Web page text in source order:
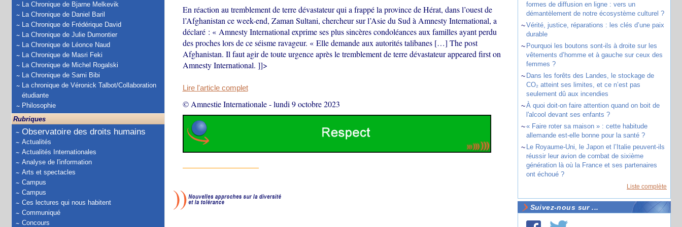
La Chronique de Bjarne Melkevik
La Chronique de Daniel Baril
La Chronique de Frédérique David
La Chronique de Julie Dumontier
La Chronique de Léonce Naud
La Chronique de Masri Feki
La Chronique de Michel Rogalski
La Chronique de Sami Bibi
La chronique de Véronick Talbot/Collaboration
étudiante
Philosophie
Rubriques
Observatoire des droits humains
Actualités
Actualités Internationales
Analyse de l'information
Arts et spectacles
Campus
Campus
Ces lectures qui nous habitent
Communiqué
Concours
En réaction au tremblement de terre dévastateur qui a frappé la province de Hérat, dans l’ouest de
l’Afghanistan ce week-end, Zaman Sultani, chercheur sur l’Asie du Sud à Amnesty International, a
déclaré : « Amnesty International exprime ses plus sincères condoléances aux familles ayant perdu
des proches lors de ce séisme ravageur. « Elle demande aux autorités talibanes […] The post
Afghanistan. Il faut agir de toute urgence après le tremblement de terre dévastateur appeared first on
Amnesty International. ]]>
Lire l'article complet
© Amnestie Internationale-lundi 9 octobre 2023
formes de diffusion en ligne : vers un
démantèlement de notre écosystème culturel ?
~Vérité, justice, réparations : les clés d’une paix
durable
~ Pourquoi les boutons sont-ils à droite sur les
vêtements d’homme et à gauche sur ceux des
femmes ?
~ Dans les forêts des Landes, le stockage de
CO₂ atteint ses limites, et ce n’est pas
seulement dû aux incendies
~À quoi doit-on faire attention quand on boit de
l'alcool devant ses enfants ?
~« Faire roter sa maison » : cette habitude
allemande est-elle bonne pour la santé ?
~ Le Royaume-Uni, le Japon et l’Italie peuvent-ils
réussir leur avion de combat de sixième
génération là où la France et ses partenaires
ont échoué ?
Liste complète
Suivez-nous sur ...